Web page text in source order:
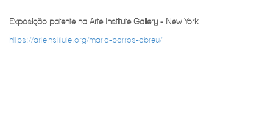
Exposição patente na Arte Institute Gallery - New York
https://arteinstitute.org/maria-barros-abreu/